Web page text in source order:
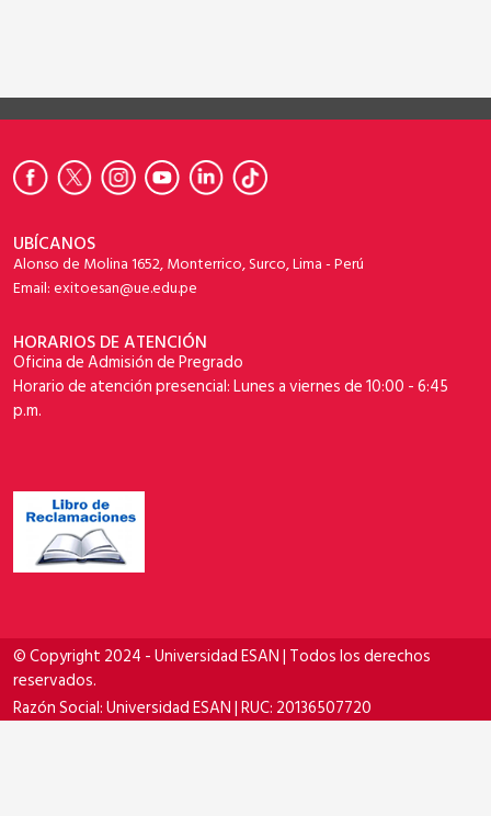
UBÍCANOS
Alonso de Molina 1652, Monterrico, Surco, Lima - Perú
Email: exitoesan@ue.edu.pe
HORARIOS DE ATENCIÓN
Oficina de Admisión de Pregrado
Horario de atención presencial: Lunes a viernes de 10:00 - 6:45
p.m.
© Copyright 2024 - Universidad ESAN | Todos los derechos
reservados.
Razón Social: Universidad ESAN | RUC: 20136507720